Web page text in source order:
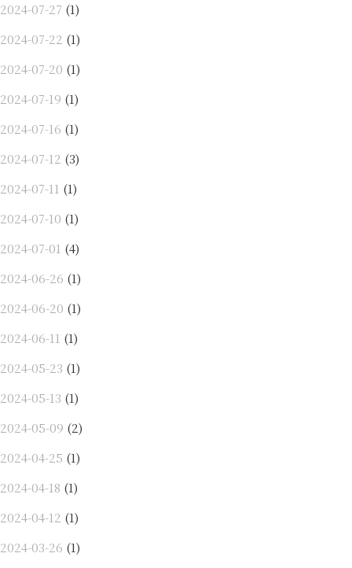
2024-07-27 (1)
2024-07-22 (1)
2024-07-20 (1)
2024-07-19 (1)
2024-07-16 (1)
2024-07-12 (3)
2024-07-11 (1)
2024-07-10 (1)
2024-07-01 (4)
2024-06-26 (1)
2024-06-20 (1)
2024-06-11 (1)
2024-05-23 (1)
2024-05-13 (1)
2024-05-09 (2)
2024-04-25 (1)
2024-04-18 (1)
2024-04-12 (1)
2024-03-26 (1)